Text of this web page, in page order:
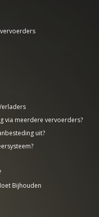
via meerdere vervoerders?
uit?
Bijhouden